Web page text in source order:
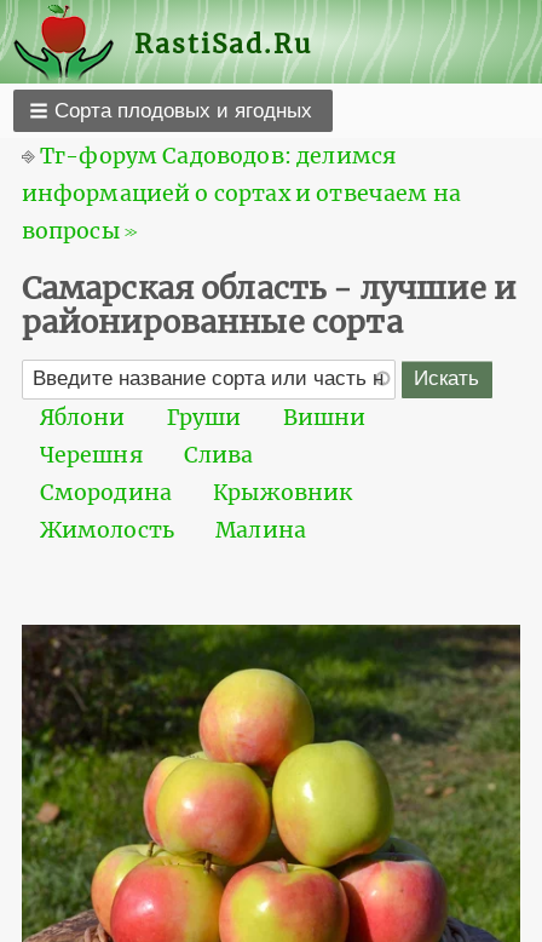
RastiSad.Ru
Сорта плодовых и ягодных
⎆Тг-форум Садоводов: делимся
информацией о сортах и отвечаем на
вопросы ≫
Самарская область - лучшие и
районированные сорта
Яблони Груши
Вишни
Черешня
Слива
Смородина
Крыжовник
Жимолость
Малина